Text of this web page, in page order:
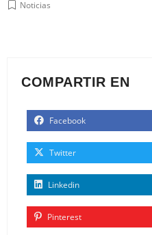
Noticias
COMPARTIR EN
Facebook
Twitter
Linkedin
Pinterest